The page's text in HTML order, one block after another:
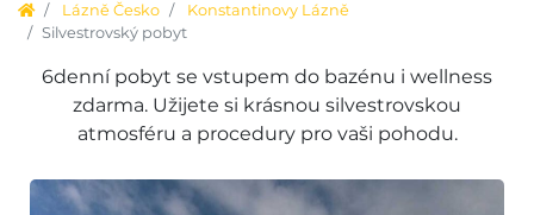
Lázně Česko
Konstantinovy Lázně
Silvestrovský pobyt
6denní pobyt se vstupem do bazénu i wellness
zdarma. Užijete si krásnou silvestrovskou
atmosféru a procedury pro vaši pohodu.